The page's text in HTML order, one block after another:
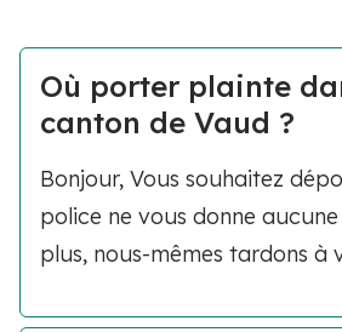
Où porter plainte
canton de Vaud ?
Bonjour, Vous souhaitez
police ne vous donne aucune
plus, nous-mêmes tardons à